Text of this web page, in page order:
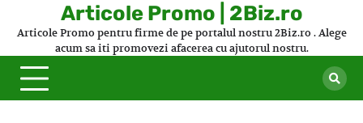
Articole Promo | 2Biz.ro
Articole Promo pentru firme de pe portalul nostru 2Biz.ro . Alege
acum sa iti promovezi afacerea cu ajutorul nostru.